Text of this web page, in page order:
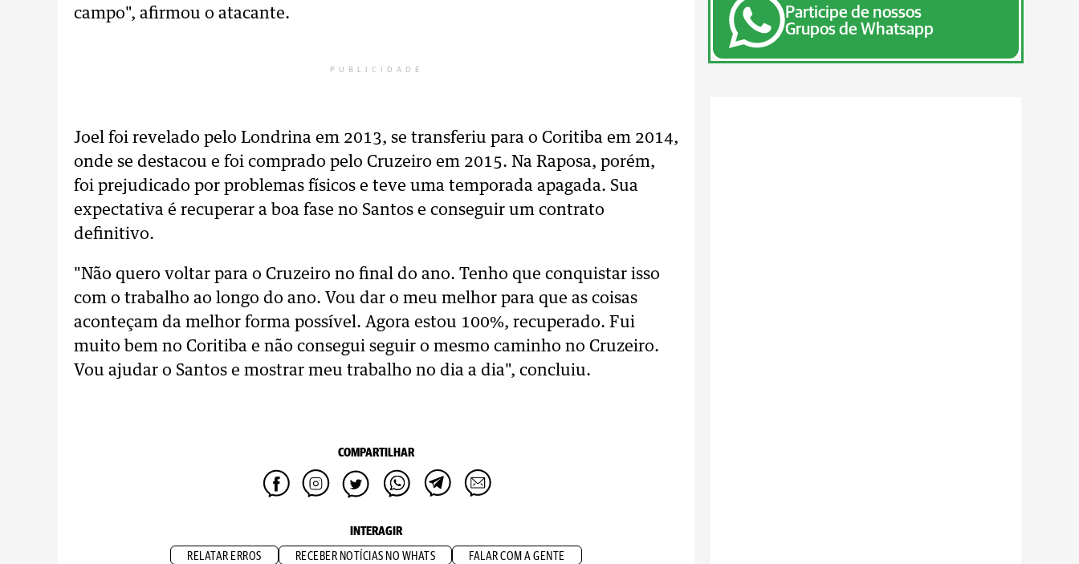
campo", afirmou o atacante.
PUBLICIDADE
Joel foi revelado pelo Londrina em 2013, se transferiu para o Coritiba em 2014,
onde se destacou e foi comprado pelo Cruzeiro em 2015. Na Raposa, porém,
foi prejudicado por problemas físicos e teve uma temporada apagada. Sua
expectativa é recuperar a boa fase no Santos e conseguir um contrato
definitivo.
"Não quero voltar para o Cruzeiro no final do ano. Tenho que conquistar isso
com o trabalho ao longo do ano. Vou dar o meu melhor para que as coisas
aconteçam da melhor forma possível. Agora estou 100%, recuperado. Fui
muito bem no Coritiba e não consegui seguir o mesmo caminho no Cruzeiro.
Vou ajudar o Santos e mostrar meu trabalho no dia a dia", concluiu.
COMPARTILHAR
INTERAGIR
RELATAR ERROS RECEBER NOTÍCIAS NO WHATS FALAR COM A GENTE
Participe de nossos
Grupos de Whatsapp